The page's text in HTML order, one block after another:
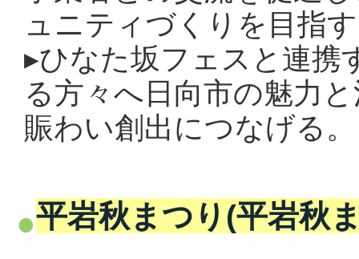
ュニティづくりを目指
▸ひなた坂フェスと連携
る方々へ日向市の魅力
賑わい創出につなげる。
平岩秋まつり(平岩秋